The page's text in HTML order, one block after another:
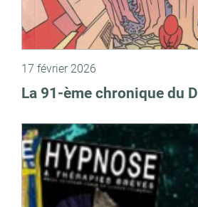
17 février 2026
La 91-ème chronique du